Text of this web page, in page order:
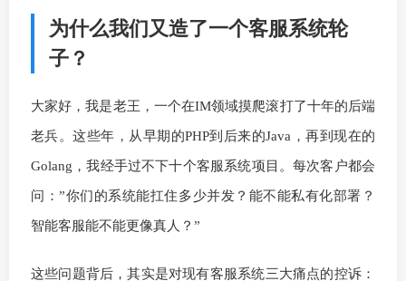
为什么我们又造了一个客服系统轮
子？
大家好，我是老王，一个在IM领域摸爬滚打了十年的后端
老兵。这些年，从早期的PHP到后来的Java，再到现在的
Golang，我经手过不下十个客服系统项目。每次客户都会
问：”你们的系统能扛住多少并发？能不能私有化部署？
智能客服能不能更像真人？”
这些问题背后，其实是对现有客服系统三大痛点的控诉：